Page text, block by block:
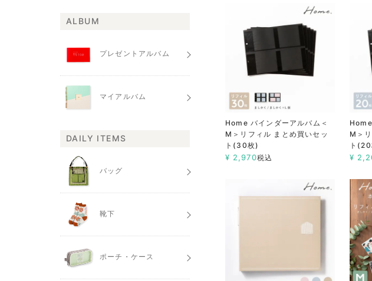
Home バインダーアルバム＜
M＞リフィル まとめ買いセッ
ト(30枚)
¥ 2,970税込
M＞
ト
¥
ALBUM
プレゼントアルバム
マイアルバム
DAILY ITEMS
バッグ
靴下
ポーチ・ケース